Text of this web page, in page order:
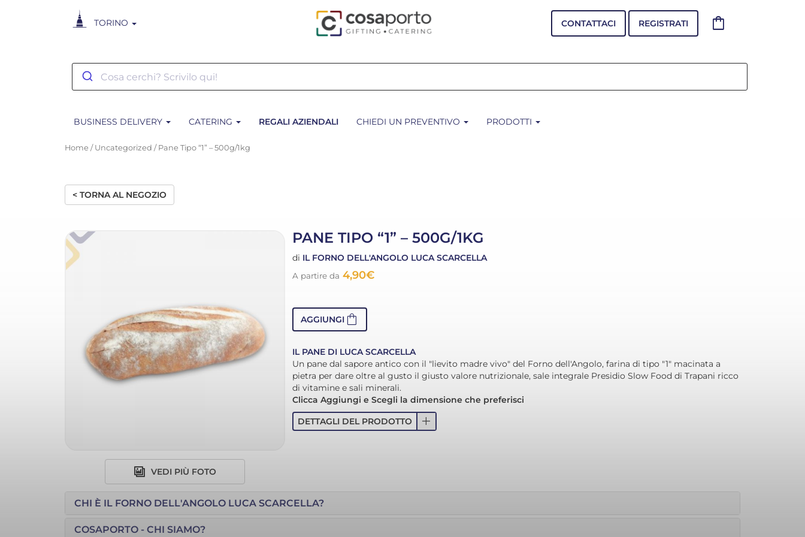
TORINO CONTATTACI REGISTRATI shopping_bag
BUSINESS DELIVERY CATERING REGALI AZIENDALI CHIEDI UN PREVENTIVO PRODOTTI
Home / Uncategorized / Pane Tipo “1” – 500g/1kg
< TORNA AL NEGOZIO
VEDI PIÙ FOTO
PANE TIPO “1” – 500G/1KG
di IL FORNO DELL'ANGOLO LUCA SCARCELLA
A partire da 4,90€
AGGIUNGI shopping_bag
IL PANE DI LUCA SCARCELLA
Un pane dal sapore antico con il "lievito madre vivo" del Forno dell'Angolo, farina di tipo "1" macinata a
pietra per dare oltre al gusto il giusto valore nutrizionale, sale integrale Presidio Slow Food di Trapani ricco
di vitamine e sali minerali.
Clicca Aggiungi e Scegli la dimensione che preferisci
DETTAGLI DEL PRODOTTO
add
CHI È IL FORNO DELL'ANGOLO LUCA SCARCELLA?
COSAPORTO - CHI SIAMO?